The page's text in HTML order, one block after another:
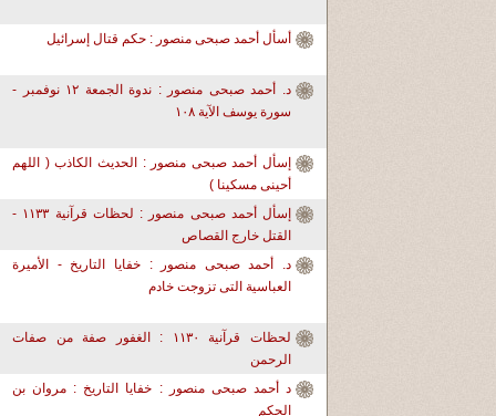
أسأل أحمد صبحى منصور : حكم قتال إسرائيل
د. أحمد صبحى منصور : ندوة الجمعة ١٢ نوفمبر -
سورة يوسف الآية ١٠٨
إسأل أحمد صبحى منصور : الحديث الكاذب ( اللهم
أحينى مسكينا )
إسأل أحمد صبحى منصور : لحظات قرآنية ١١٣٣ -
القتل خارج القصاص
د. أحمد صبحى منصور : خفايا التاريخ - الأميرة
العباسية التى تزوجت خادم
لحظات قرآنية ١١٣٠ : الغفور صفة من صفات
الرحمن
د أحمد صبحى منصور : خفايا التاريخ : مروان بن
الحكم